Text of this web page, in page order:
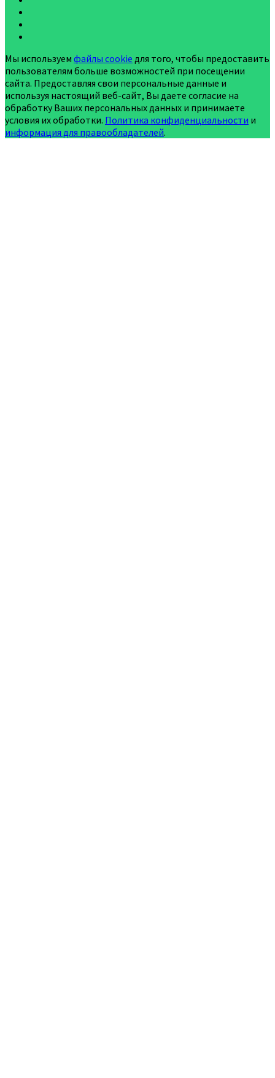
Мы используем файлы cookie для того, чтобы предоставить
пользователям больше возможностей при посещении
сайта. Предоставляя свои персональные данные и
используя настоящий веб-сайт, Вы даете согласие на
обработку Ваших персональных данных и принимаете
условия их обработки. Политика конфиденциальности и
информация для правообладателей.